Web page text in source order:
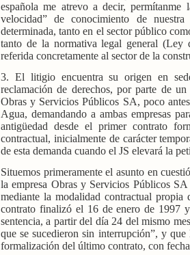
española me atrevo a decir,
velocidad” de conocimiento de
determinada, tanto en el sector público
tanto de la normativa legal general (Ley
referida concretamente al sector de la
3. El litigio encuentra su origen en
reclamación de derechos, por parte de
Obras y Servicios Públicos SA, poco
Agua, demandando a ambas empresas
antigüedad desde el primer contrato
contractual, inicialmente de carácter
de esta demanda cuando el JS elevará la
Situemos primeramente el asunto en
la empresa Obras y Servicios Públicos
mediante la modalidad contractual
contrato finalizó el 16 de enero de 1997
sentencia, a partir del día 24 del mismo
que se sucedieron sin interrupción”, y
formalización del último contrato, con